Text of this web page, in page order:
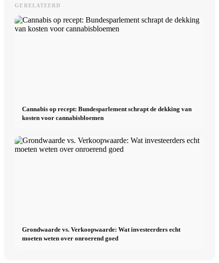
GERELATEERD
Cannabis op recept: Bundesparlement schrapt de dekking van
kosten voor cannabisbloemen
Grondwaarde vs. Verkoopwaarde: Wat investeerders echt
moeten weten over onroerend goed